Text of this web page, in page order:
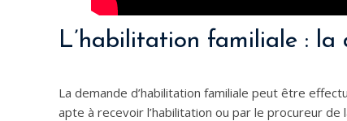
L’habilitation familiale : la
La demande d’habilitation familiale peut être
apte à recevoir l’habilitation ou par le procureur de